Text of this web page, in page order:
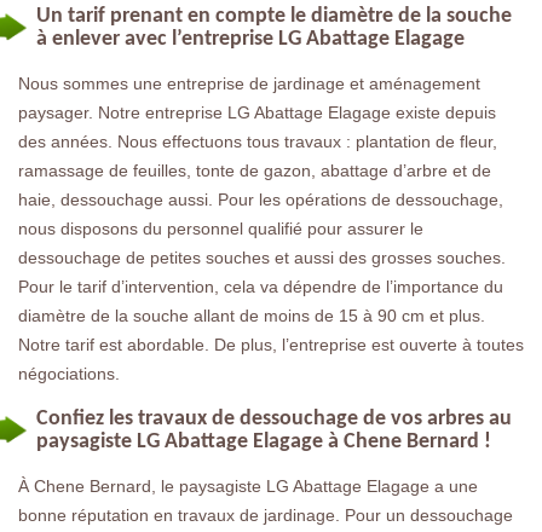
Un tarif prenant en compte le diamètre de la souche
à enlever avec l’entreprise LG Abattage Elagage
Nous sommes une entreprise de jardinage et aménagement
paysager. Notre entreprise LG Abattage Elagage existe depuis
des années. Nous effectuons tous travaux : plantation de fleur,
ramassage de feuilles, tonte de gazon, abattage d’arbre et de
haie, dessouchage aussi. Pour les opérations de dessouchage,
nous disposons du personnel qualifié pour assurer le
dessouchage de petites souches et aussi des grosses souches.
Pour le tarif d’intervention, cela va dépendre de l’importance du
diamètre de la souche allant de moins de 15 à 90 cm et plus.
Notre tarif est abordable. De plus, l’entreprise est ouverte à toutes
négociations.
Confiez les travaux de dessouchage de vos arbres au
paysagiste LG Abattage Elagage à Chene Bernard !
À Chene Bernard, le paysagiste LG Abattage Elagage a une
bonne réputation en travaux de jardinage. Pour un dessouchage